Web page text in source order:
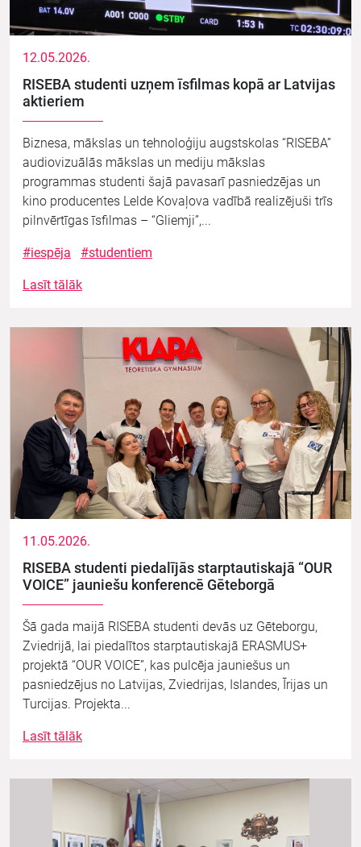
12.05.2026.
RISEBA studenti uzņem īsfilmas kopā ar Latvijas
aktieriem
Biznesa, mākslas un tehnoloģiju augstskolas “RISEBA”
audiovizuālās mākslas un mediju mākslas
programmas studenti šajā pavasarī pasniedzējas un
kino producentes Lelde Kovaļova vadībā realizējuši trīs
pilnvērtīgas īsfilmas – “Gliemji”,...
#iespēja #studentiem
Lasīt tālāk
11.05.2026.
RISEBA studenti piedalījās starptautiskajā “OUR
VOICE” jauniešu konferencē Gēteborgā
Šā gada maijā RISEBA studenti devās uz Gēteborgu,
Zviedrijā, lai piedalītos starptautiskajā ERASMUS+
projektā “OUR VOICE”, kas pulcēja jauniešus un
pasniedzējus no Latvijas, Zviedrijas, Islandes, Īrijas un
Turcijas. Projekta...
Lasīt tālāk